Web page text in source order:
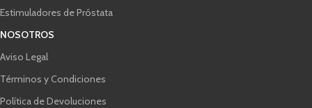
Estimuladores de Próstata
NOSOTROS
Aviso Legal
Términos y Condiciones
Política de Devoluciones